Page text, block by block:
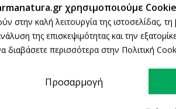
ΛΕΠΤΟΜΈΡΕΙΕΣ
ξηρά χέρια και τα βοηθά να
χρησιμοποιούμε
στην καλή λειτουργία της ιστοσελίδας, τη
της επισκεψιμότητας και την
διαβάσετε περισσότερα στην Πολιτική
Προσαρμογή